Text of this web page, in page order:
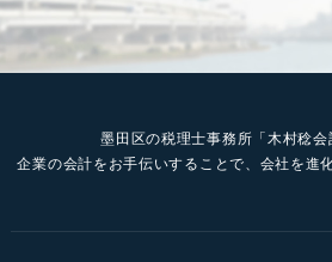
墨田区の税理士事務所「木村稔会
企業の会計をお手伝いすることで、会社を進